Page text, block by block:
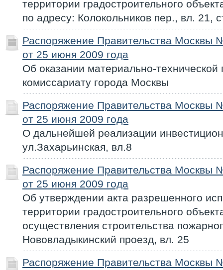
территории градостроительного
по адресу: Колокольников пер., вл. 21,
Распоряжение Правительства Москвы
от 25 июня 2009 года
Об оказании материально-
комиссариату города Москвы
Распоряжение Правительства Москвы
от 25 июня 2009 года
О дальнейшей реализации
ул.Захарьинская, вл.8
Распоряжение Правительства Москвы
от 25 июня 2009 года
Об утверждении акта разрешенного
территории градостроительного
осуществления строительства
Нововладыкинский проезд, вл. 25
Распоряжение Правительства Москвы